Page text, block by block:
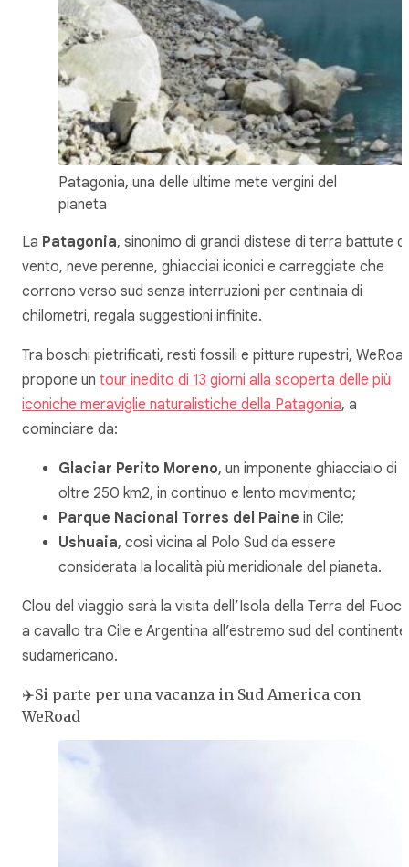
Patagonia, una delle ultime mete vergini del
pianeta
La Patagonia, sinonimo di grandi distese di terra battute
vento, neve perenne, ghiacciai iconici e carreggiate che
corrono verso sud senza interruzioni per centinaia di
chilometri, regala suggestioni infinite.
Tra boschi pietrificati, resti fossili e pitture rupestri,
propone un tour inedito di 13 giorni alla scoperta delle più
iconiche meraviglie naturalistiche della Patagonia, a
cominciare da:
Glaciar Perito Moreno, un imponente ghiacciaio di
oltre 250 km2, in continuo e lento movimento;
Parque Nacional Torres del Paine in Cile;
Ushuaia, così vicina al Polo Sud da essere
considerata la località più meridionale del pianeta.
Clou del viaggio sarà la visita dell’Isola della Terra del
a cavallo tra Cile e Argentina all’estremo sud del continente
sudamericano.
✈️Si parte per una vacanza in Sud America con
WeRoad